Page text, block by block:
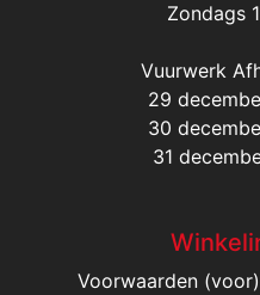
Zondags
Vuurwerk
29
30
31
Voorwaarden